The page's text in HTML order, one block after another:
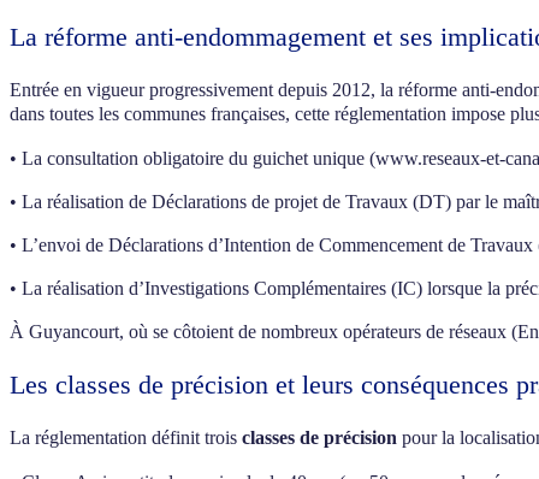
La réforme anti-endommagement et ses
Entrée en vigueur progressivement depuis 2012, la réforme anti-
dans toutes les communes françaises, cette réglementation impose
• La consultation obligatoire du guichet unique (www.reseaux-et-
• La réalisation de Déclarations de projet de Travaux (DT) par le
• L’envoi de Déclarations d’Intention de Commencement de
• La réalisation d’Investigations Complémentaires (IC) lorsque la
À Guyancourt, où se côtoient de nombreux opérateurs de réseaux
Les classes de précision et leurs conséquences
La réglementation définit trois classes de précision pour la